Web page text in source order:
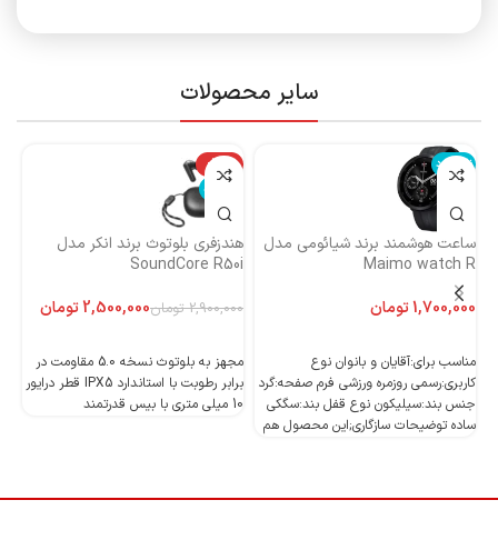
سایر محصولات
ناموجود
ساعت هوشمند برند شیائومی مدل
Maimo watch R
تومان
مناسب برای:آقایان و بانوان نوع
کاربری:رسمی روزمره ورزشی فرم صفحه:گرد
جنس بند:سیلیکون نوع قفل بند:سگکی
ساده توضیحات سازگاری;این محصول هم
-14%
ناموجود
هندزفری بلوتوث برند انکر مدل
SoundCore R50i
2,900,000 تومان2,500,000تومان
مجهز به بلوتوث نسخه 5.0 مقاومت در
برابر رطوبت با استاندارد IPX5 قطر درایور
10 میلی متری با بیس قدرتمند